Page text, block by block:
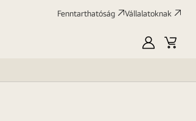
Fenntarthatóság Vállalatoknak
SajátKosár